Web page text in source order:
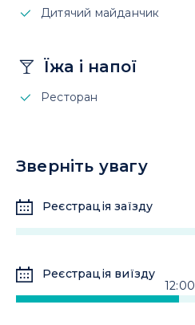
Дитячий майданчик
Їжа і напої
Ресторан
Зверніть увагу
Реєстрація заїзду
Реєстрація виїзду
12:00